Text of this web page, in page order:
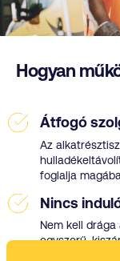
Hogyan
Átfogó
Az
foglalja
Nincs
Nem kell
egyszerű,